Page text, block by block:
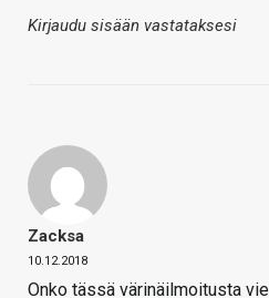
Kirjaudu sisään vastataksesi
Zacksa
10.12.2018
Onko tässä värinäilmoitusta